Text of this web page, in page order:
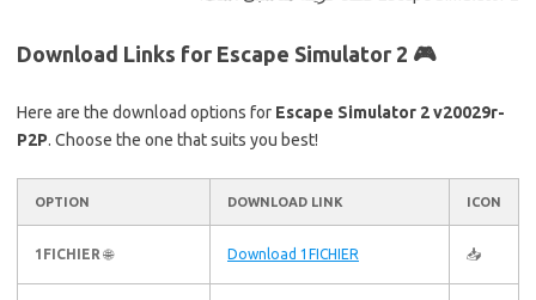
Download Links for Escape Simulator 2 🎮
Here are the download options for Escape Simulator 2 v20029r-
P2P. Choose the one that suits you best!
OPTION DOWNLOAD LINK ICON
1FICHIER 🌐 Download 1FICHIER 📥